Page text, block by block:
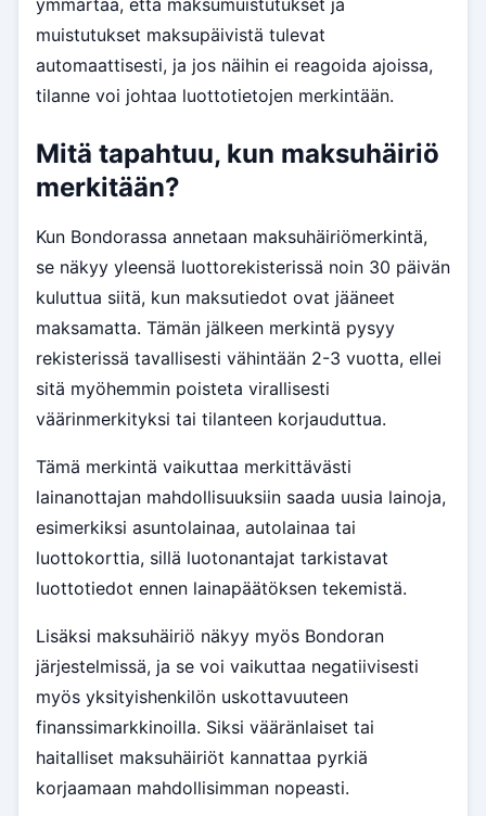
muistutukset maksupäivistä tulevat
automaattisesti, ja jos näihin ei reagoida ajoissa,
tilanne voi johtaa luottotietojen merkintään.
Mitä tapahtuu, kun maksuhäiriö
merkitään?
Kun Bondorassa annetaan maksuhäiriömerkintä,
se näkyy yleensä luottorekisterissä noin 30 päivän
kuluttua siitä, kun maksutiedot ovat jääneet
maksamatta. Tämän jälkeen merkintä pysyy
rekisterissä tavallisesti vähintään 2-3 vuotta, ellei
sitä myöhemmin poisteta virallisesti
väärinmerkityksi tai tilanteen korjauduttua.
Tämä merkintä vaikuttaa merkittävästi
lainanottajan mahdollisuuksiin saada uusia lainoja,
esimerkiksi asuntolainaa, autolainaa tai
luottokorttia, sillä luotonantajat tarkistavat
luottotiedot ennen lainapäätöksen tekemistä.
Lisäksi maksuhäiriö näkyy myös Bondoran
järjestelmissä, ja se voi vaikuttaa negatiivisesti
myös yksityishenkilön uskottavuuteen
finanssimarkkinoilla. Siksi vääränlaiset tai
haitalliset maksuhäiriöt kannattaa pyrkiä
korjaamaan mahdollisimman nopeasti.